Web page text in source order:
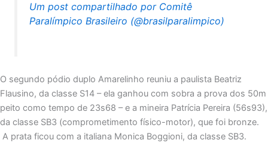
Um post compartilhado por Comitê
Paralímpico Brasileiro (@brasilparalimpico)
O segundo pódio duplo Amarelinho reuniu a paulista Beatriz
Flausino, da classe S14 – ela ganhou com sobra a prova dos 50m
peito como tempo de 23s68 – e a mineira Patrícia Pereira (56s93),
da classe SB3 (comprometimento físico-motor), que foi bronze.
A prata ficou com a italiana Monica Boggioni, da classe SB3.